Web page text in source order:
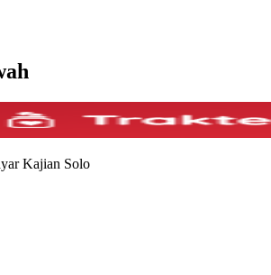
Kajian Solo